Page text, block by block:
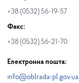
+38 (0532) 56-19-57
Факс:
+38 (0532) 56-21-70
Електронна пошта:
info@oblrada-pl.gov.ua